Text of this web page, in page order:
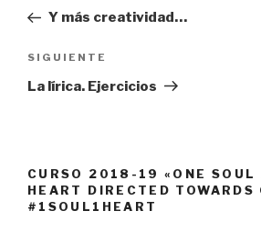
entradas
anterior:
Y más creatividad…
Siguiente
entrada
SIGUIENTE
La lírica. Ejercicios
CURSO 2018-19 «ONE SOUL
HEART DIRECTED TOWARDS
#1SOUL1HEART